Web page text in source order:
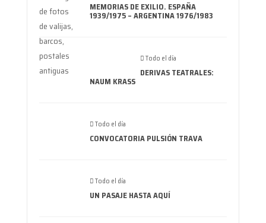
MEMORIAS DE EXILIO. ESPAÑA
1939/1975 – ARGENTINA 1976/1983
Todo el día
DERIVAS TEATRALES:
NAUM KRASS
Todo el día
CONVOCATORIA PULSIÓN TRAVA
Todo el día
UN PASAJE HASTA AQUÍ